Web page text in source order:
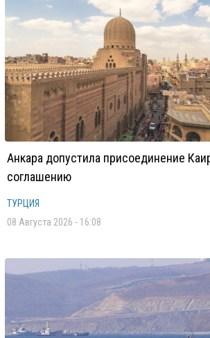
Анкара допустила присоединение
соглашению
ТУРЦИЯ
08 Августа 2026 - 16:08